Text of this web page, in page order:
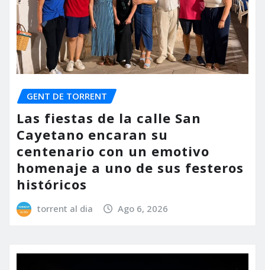
GENT DE TORRENT
Las fiestas de la calle San
Cayetano encaran su
centenario con un emotivo
homenaje a uno de sus festeros
históricos
torrent al dia Ago 6, 2026